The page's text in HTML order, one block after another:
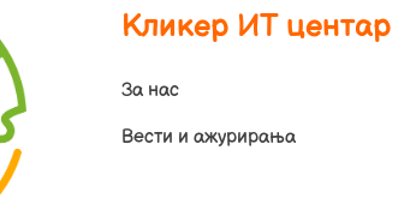
Кликер ИТ центар
За нас
Вести и ажурирања